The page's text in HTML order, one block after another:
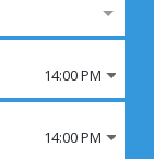
14:00 PM
14:00 PM